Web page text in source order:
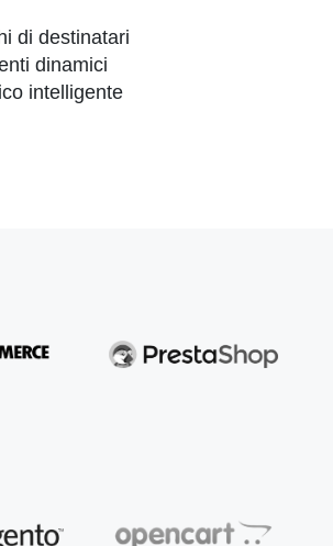
di destinatari
dinamici
intelligente